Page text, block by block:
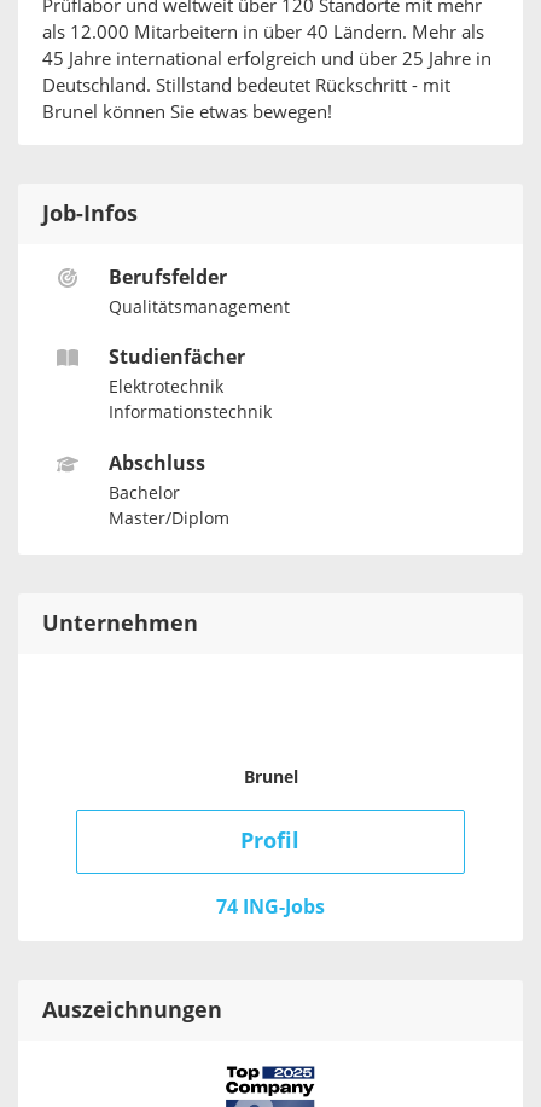
Prüflabor und weltweit über 120 Standorte mit mehr
als 12.000 Mitarbeitern in über 40 Ländern. Mehr als
45 Jahre international erfolgreich und über 25 Jahre in
Deutschland. Stillstand bedeutet Rückschritt - mit
Brunel können Sie etwas bewegen!
Job-Infos
Berufsfelder
Qualitätsmanagement
Studienfächer
Elektrotechnik
Informationstechnik
Abschluss
Bachelor
Master/Diplom
Unternehmen
Brunel
Profil
74 ING-Jobs
Auszeichnungen